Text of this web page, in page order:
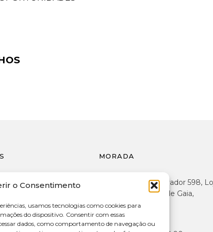
o Consentimento
usamos tecnologias como cookies para
do dispositivo. Consentir com essas
dados, como comportamento de navegação ou
MORADA
Avenida de São Salvador 598,
4415-557 Vila Nova de Gaia,
Portugal